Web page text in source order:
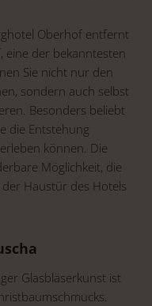
Oberhof entfernt
eine der bekanntesten
Sie nicht nur den
sondern auch selbst
Besonders beliebt
die Entstehung
können. Die
Möglichkeit, die
Haustür des Hotels
Glasbläserkunst ist